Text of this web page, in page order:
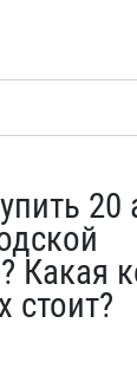
20
Какая
стоит?